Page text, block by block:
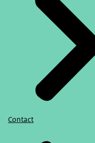
Contact